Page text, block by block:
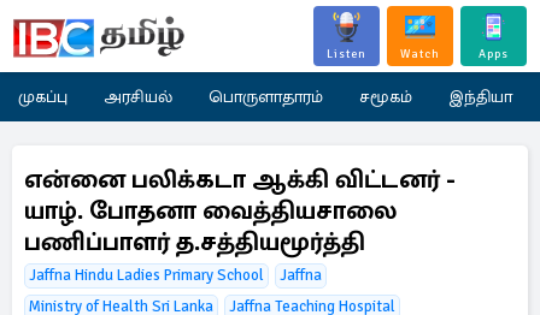
Listen Watch Apps
முகப்பு அரசியல் பொருளாதாரம் சமூகம் இந்தியா
என்னை பலிக்கடா ஆக்கி விட்டனர் -
யாழ். போதனா வைத்தியசாலை
பணிப்பாளர் த.சத்தியமூர்த்தி
Jaffna Hindu Ladies Primary School
Jaffna
Ministry of Health Sri Lanka
Jaffna Teaching Hospital